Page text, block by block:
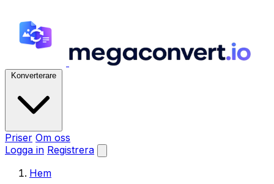
Konverterare
Priser Om oss
Logga in Registrera
Hem